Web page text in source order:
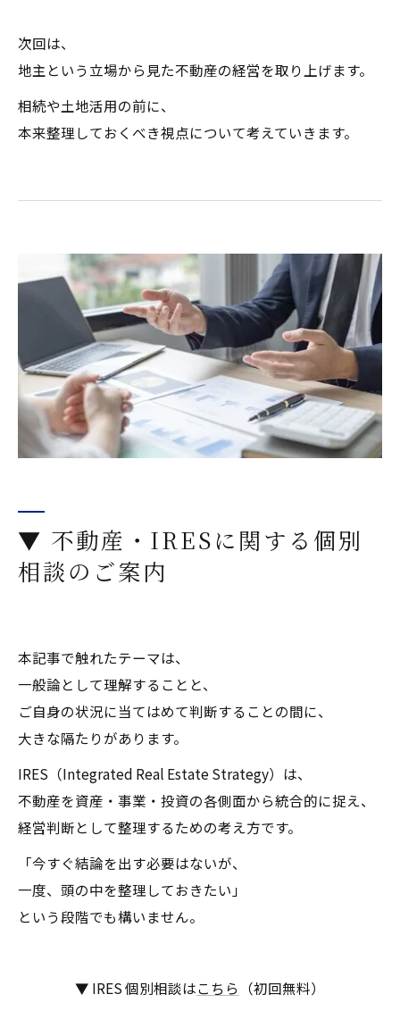
次回は、
地主という立場から見た不動産の経営を取り上げます。
相続や土地活用の前に、
本来整理しておくべき視点について考えていきます。
▼ 不動産・IRESに関する個別
相談のご案内
本記事で触れたテーマは、
一般論として理解することと、
ご自身の状況に当てはめて判断することの間に、
大きな隔たりがあります。
IRES（Integrated Real Estate Strategy）は、
不動産を資産・事業・投資の各側面から統合的に捉え、
経営判断として整理するための考え方です。
「今すぐ結論を出す必要はないが、
一度、頭の中を整理しておきたい」
という段階でも構いません。
▼ IRES 個別相談はこちら （初回無料）